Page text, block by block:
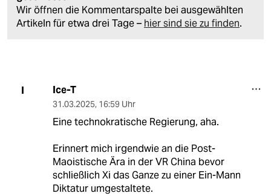
Wir öffnen die Kommentarspalte bei ausgewählten
Artikeln für etwa drei Tage – hier sind sie zu finden.
I Ice-T
31.03.2025, 16:59 Uhr
Eine technokratische Regierung, aha.
Erinnert mich irgendwie an die Post-
Maoistische Ära in der VR China bevor
schließlich Xi das Ganze zu einer Ein-Mann
Diktatur umgestaltete.